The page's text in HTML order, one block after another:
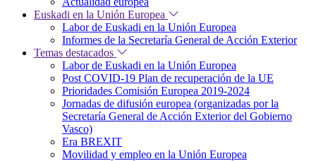
Euskadi en la Unión Europea
Labor de Euskadi en la Unión Europea
Informes de la Secretaría General de Acción Exterior
Temas destacados
Labor de Euskadi en la Unión Europea
Post COVID-19 Plan de recuperación de la UE
Prioridades Comisión Europea 2019-2024
Jornadas de difusión europea (organizadas por la
Secretaría General de Acción Exterior del Gobierno
Vasco)
Era BREXIT
Movilidad y empleo en la Unión Europea